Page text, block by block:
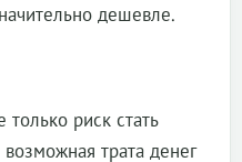
дешевле.
риск стать
трата денег